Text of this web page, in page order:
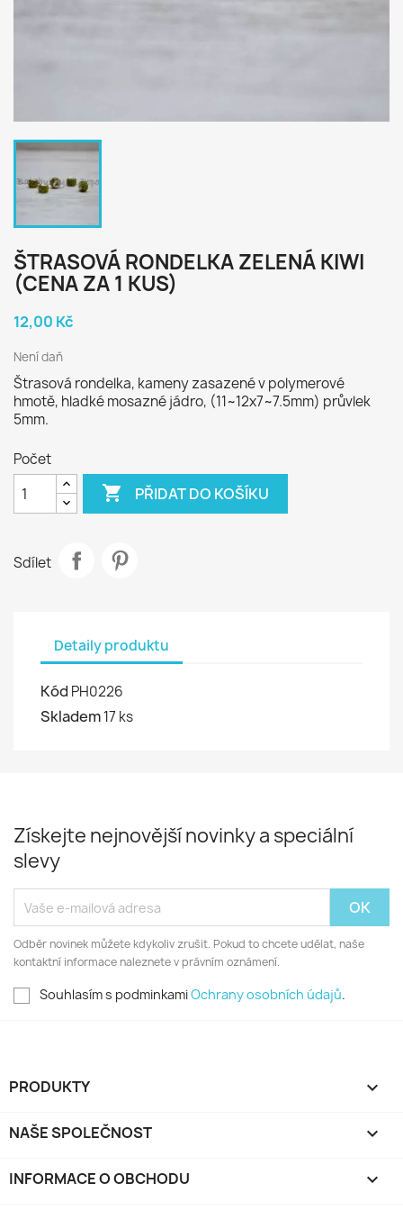
ŠTRASOVÁ RONDELKA ZELENÁ KIWI
(CENA ZA 1 KUS)
12,00 Kč
Není daň
Štrasová rondelka, kameny zasazené v polymerové
hmotě, hladké mosazné jádro, (11~12x7~7.5mm) průvlek
5mm.
Počet
 PŘIDAT DO KOŠÍKU
Sdílet
Detaily produktu
Kód PH0226
Skladem17 ks
Získejte nejnovější novinky a speciální
slevy
Odběr novinek můžete kdykoliv zrušit. Pokud to chcete udělat, naše
kontaktní informace naleznete v právním oznámení.
Souhlasím s podminkamiOchrany osobních údajů.
PRODUKTY 
NAŠE SPOLEČNOST 
INFORMACE O OBCHODU keyboard_arrow_down